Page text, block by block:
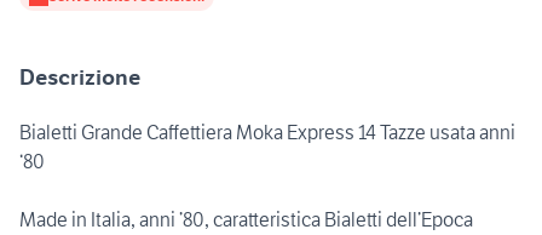
Descrizione
Bialetti Grande Caffettiera Moka Express 14 Tazze usata anni
‘80
Made in Italia, anni ’80, caratteristica Bialetti dell’Epoca